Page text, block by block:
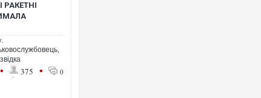
РАКЕТНІ
• 375 • 0